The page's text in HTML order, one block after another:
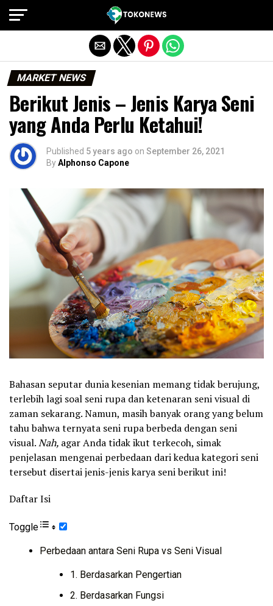
MARKET NEWS
Berikut Jenis – Jenis Karya Seni
yang Anda Perlu Ketahui!
Published 5 years ago on September 26, 2021
ByAlphonso Capone
Bahasan seputar dunia kesenian memang tidak berujung,
terlebih lagi soal seni rupa dan ketenaran seni visual di
zaman sekarang. Namun, masih banyak orang yang belum
tahu bahwa ternyata seni rupa berbeda dengan seni
visual.Nah, agar Anda tidak ikut terkecoh, simak
penjelasan mengenai perbedaan dari kedua kategori seni
tersebut disertai jenis-jenis karya seni berikut ini!
Daftar Isi
Toggle
Perbedaan antara Seni Rupa vs Seni Visual
1. Berdasarkan Pengertian
2. Berdasarkan Fungsi
Exit mobile version